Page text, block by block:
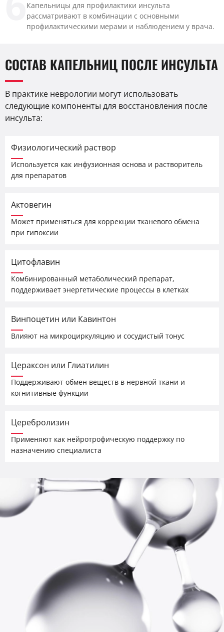
Капельницы для профилактики инсульта
рассматривают в комбинации с основными
профилактическими мерами и наблюдением у врача.
СОСТАВ КАПЕЛЬНИЦ ПОСЛЕ ИНСУЛЬТА
В практике неврологии могут использовать
следующие компоненты для восстановления после
инсульта:
Физиологический раствор
Используется как инфузионная основа и растворитель
для препаратов
Актовегин
Может применяться для коррекции тканевого обмена
при гипоксии
Цитофлавин
Комбинированный метаболический препарат,
поддерживает энергетические процессы в клетках
Винпоцетин или Кавинтон
Влияют на микроциркуляцию и сосудистый тонус
Цераксон или Глиатилин
Поддерживают обмен веществ в нервной ткани и
когнитивные функции
Церебролизин
Применяют как нейротрофическую поддержку по
назначению специалиста